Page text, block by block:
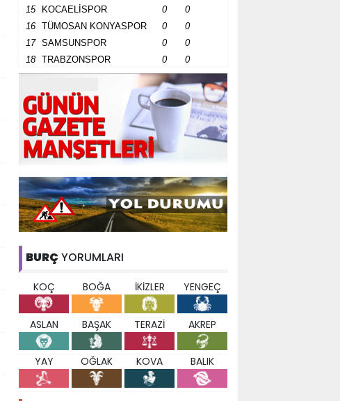
15
KOCAELİSPOR 0
0
16
TÜMOSAN KONYASPOR 0
0
17
SAMSUNSPOR 0
0
18
TRABZONSPOR 0 0
BURÇ YORUMLARI
KOÇ BOĞA İKİZLER YENGEÇ
ASLAN BAŞAK TERAZİ AKREP
YAY OĞLAK KOVA BALIK